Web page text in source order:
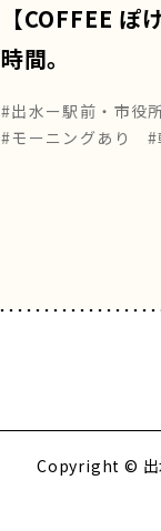
【COFFEE
時間。
#出水ー駅前・市役
#モーニングあり
#
Copyright © 出